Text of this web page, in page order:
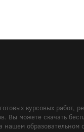
курсовых
можете скачать
образовательном